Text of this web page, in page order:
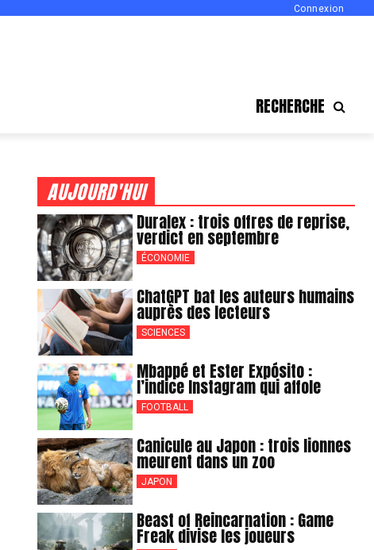
Connexion
RECHERCHE
AUJOURD'HUI
Duralex : trois offres de reprise,
verdict en septembre
ÉCONOMIE
ChatGPT bat les auteurs humains
auprès des lecteurs
SCIENCES
Mbappé et Ester Expósito :
l’indice Instagram qui affole
FOOTBALL
Canicule au Japon : trois lionnes
meurent dans un zoo
JAPON
Beast of Reincarnation : Game
Freak divise les joueurs